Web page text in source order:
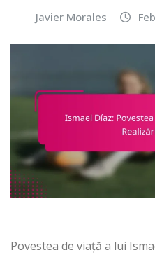
Javier Morales
Povestea de viață a lui